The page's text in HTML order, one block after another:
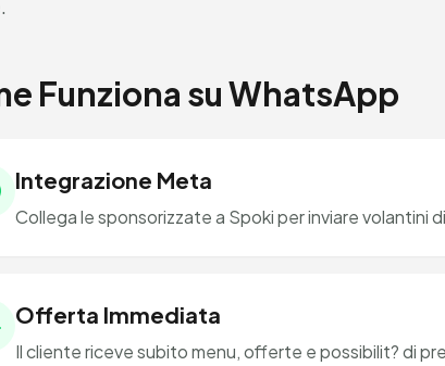
Funziona su WhatsApp
Integrazione Meta
Collega le sponsorizzate a Spoki per inviare volantini
Offerta Immediata
Il cliente riceve subito menu, offerte e possibilit? di